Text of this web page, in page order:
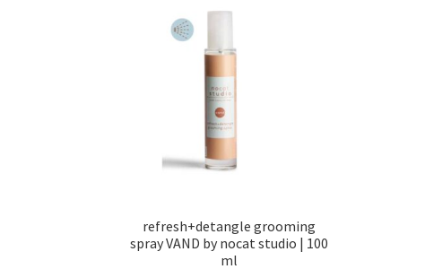
refresh+detangle grooming
spray VAND by nocat studio | 100
ml